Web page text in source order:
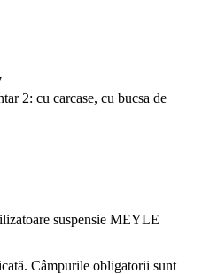
2: cu carcase, cu bucsa de
suspensie MEYLE
Câmpurile obligatorii sunt